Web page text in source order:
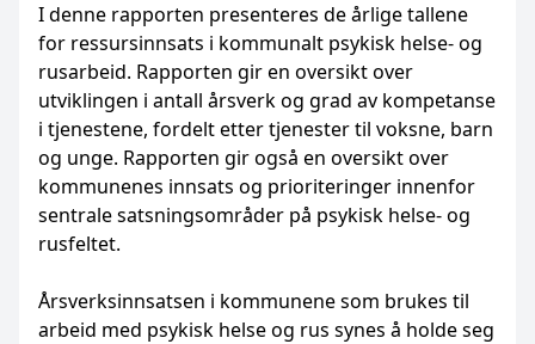
I denne rapporten presenteres de årlige tallene
for ressursinnsats i kommunalt psykisk helse- og
rusarbeid. Rapporten gir en oversikt over
utviklingen i antall årsverk og grad av kompetanse
i tjenestene, fordelt etter tjenester til voksne, barn
og unge. Rapporten gir også en oversikt over
kommunenes innsats og prioriteringer innenfor
sentrale satsningsområder på psykisk helse- og
rusfeltet.
Årsverksinnsatsen i kommunene som brukes til
arbeid med psykisk helse og rus synes å holde seg